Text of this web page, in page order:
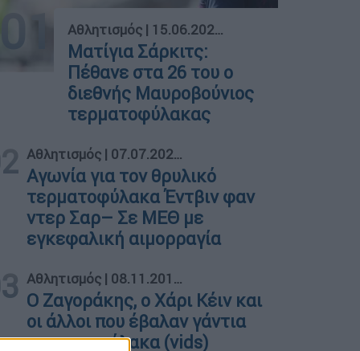
01 Αθλητισμός | 15.06.2024 13:23
Ματίγια Σάρκιτς:
Πέθανε στα 26 του ο
διεθνής Μαυροβούνιος
τερματοφύλακας
Αθλητισμός | 07.07.2023 19:23
Αγωνία για τον θρυλικό
τερματοφύλακα Έντβιν φαν
ντερ Σαρ– Σε ΜΕΘ με
εγκεφαλική αιμορραγία
Αθλητισμός | 08.11.2019 01:02
Ο Ζαγοράκης, ο Χάρι Κέιν και
οι άλλοι που έβαλαν γάντια
τερματοφύλακα (vids)